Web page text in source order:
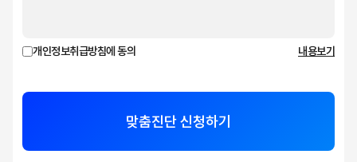
개인정보취급방침에 동의 내용보기
맞춤진단 신청하기